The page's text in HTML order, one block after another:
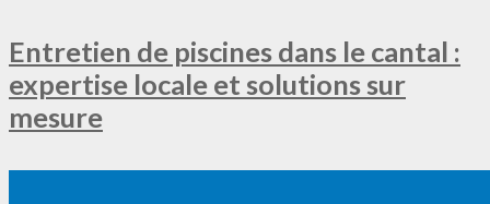
Entretien de piscines dans le cantal :
expertise locale et solutions sur
mesure